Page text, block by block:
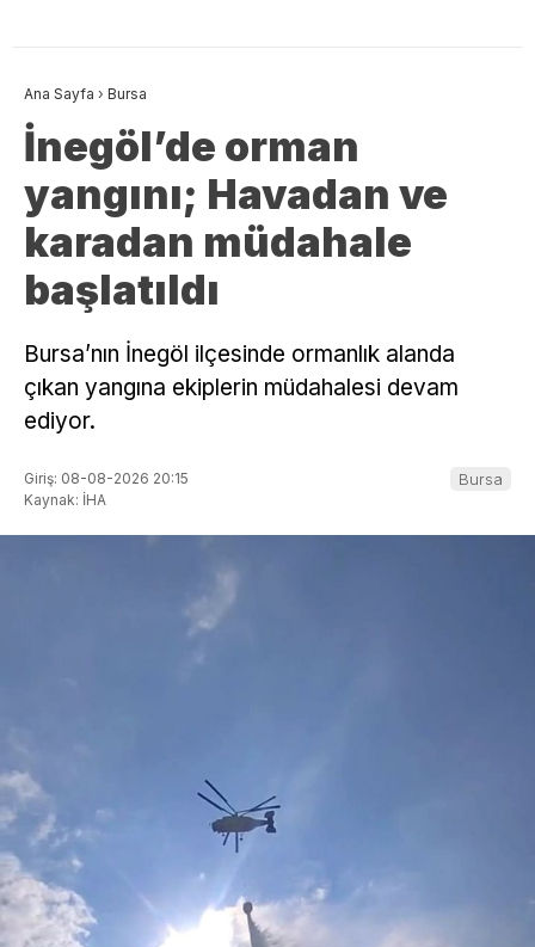
Ana Sayfa › Bursa
İnegöl’de orman
yangını; Havadan ve
karadan müdahale
başlatıldı
Bursa’nın İnegöl ilçesinde ormanlık alanda
çıkan yangına ekiplerin müdahalesi devam
ediyor.
Giriş: 08-08-2026 20:15
Kaynak: İHA
Bursa